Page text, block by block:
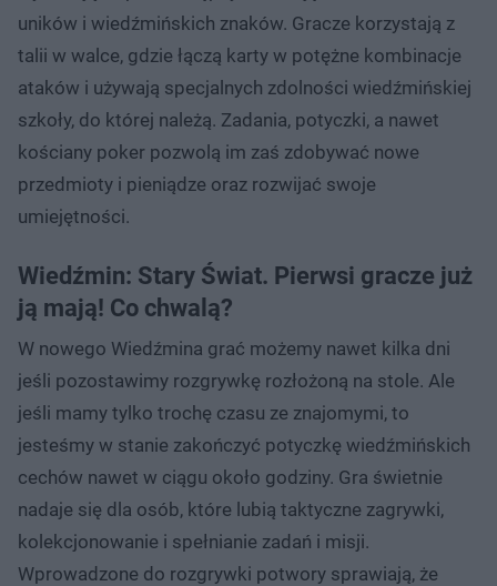
uników i wiedźmińskich znaków. Gracze korzystają z
talii w walce, gdzie łączą karty w potężne kombinacje
ataków i używają specjalnych zdolności wiedźmińskiej
szkoły, do której należą. Zadania, potyczki, a nawet
kościany poker pozwolą im zaś zdobywać nowe
przedmioty i pieniądze oraz rozwijać swoje
umiejętności.
Wiedźmin: Stary Świat. Pierwsi gracze już
ją mają! Co chwalą?
W nowego Wiedźmina grać możemy nawet kilka dni
jeśli pozostawimy rozgrywkę rozłożoną na stole. Ale
jeśli mamy tylko trochę czasu ze znajomymi, to
jesteśmy w stanie zakończyć potyczkę wiedźmińskich
cechów nawet w ciągu około godziny. Gra świetnie
nadaje się dla osób, które lubią taktyczne zagrywki,
kolekcjonowanie i spełnianie zadań i misji.
Wprowadzone do rozgrywki potwory sprawiają, że